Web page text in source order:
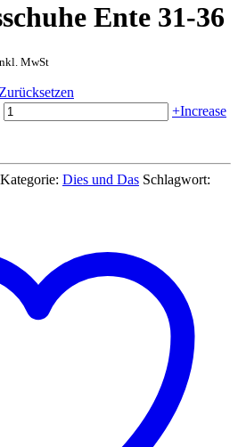
Ente 31-36
€.
MwSt
Zurücksetzen
Kinder
Hausschuhe
36
Menge
+Increase
Kategorie: Dies und Das Schlagwort: